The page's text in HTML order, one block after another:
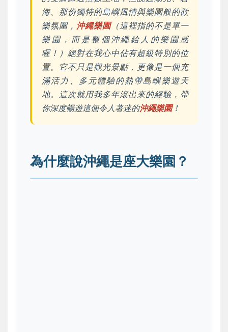
海、那份獨特的島嶼風情與樂園般的歡
樂氛圍， 沖繩樂園（這裡指的不是單一
樂園，而是整個沖繩給人的樂園感
喔！）絕對在我心中佔有超級特別的位
置。它不只是觀光景點，更像是一個充
滿活力、多元體驗的熱帶島嶼樂遊天
地。這次就用我多年滾出來的經驗，帶
你深度暢遊這個令人著迷的沖繩樂園！
為什麼說沖繩是座大樂園？